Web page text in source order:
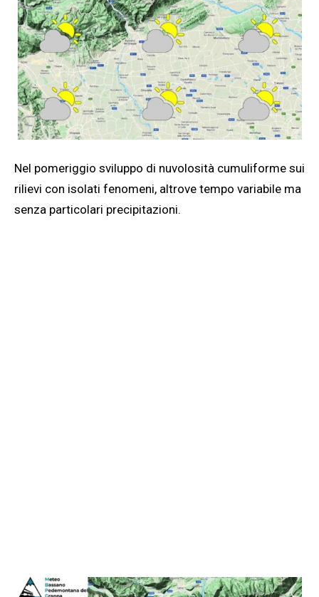
Nel pomeriggio sviluppo di nuvolosità cumuliforme sui
rilievi con isolati fenomeni, altrove tempo variabile ma
senza particolari precipitazioni.